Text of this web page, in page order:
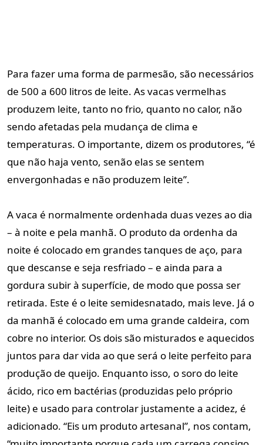
Para fazer uma forma de parmesão, são necessários
de 500 a 600 litros de leite. As vacas vermelhas
produzem leite, tanto no frio, quanto no calor, não
sendo afetadas pela mudança de clima e
temperaturas. O importante, dizem os produtores, “é
que não haja vento, senão elas se sentem
envergonhadas e não produzem leite”.
A vaca é normalmente ordenhada duas vezes ao dia
– à noite e pela manhã. O produto da ordenha da
noite é colocado em grandes tanques de aço, para
que descanse e seja resfriado – e ainda para a
gordura subir à superfície, de modo que possa ser
retirada. Este é o leite semidesnatado, mais leve. Já o
da manhã é colocado em uma grande caldeira, com
cobre no interior. Os dois são misturados e aquecidos
juntos para dar vida ao que será o leite perfeito para
produção de queijo. Enquanto isso, o soro do leite
ácido, rico em bactérias (produzidas pelo próprio
leite) e usado para controlar justamente a acidez, é
adicionado. “Eis um produto artesanal”, nos contam,